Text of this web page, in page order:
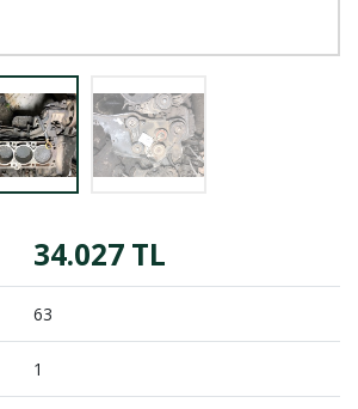
34.027 TL
63
1